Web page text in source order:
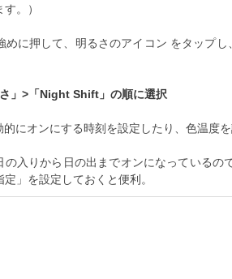
。）
めに押して、明るさのアイコン をタップ
」>「Night Shift」の順に選択
にオンにする時刻を設定したり、色温度を
入りから日の出までオンになっているの
」を設定しておくと便利。